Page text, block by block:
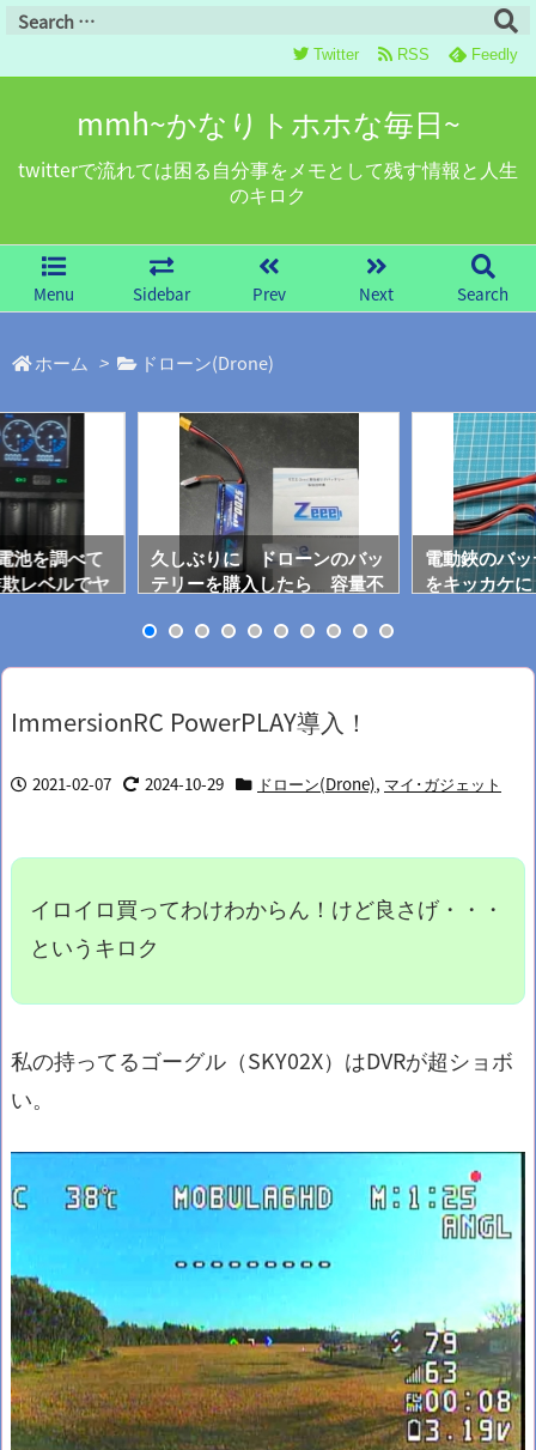
mmh~かなりトホホな毎日~
twitterで流れては困る自分事をメモとして残す情報と人生
のキロク
Menu Sidebar Prev Next Search
Twitter RSS Feedly
ホーム > ドローン(Drone)
池を調べて
レベルでヤ
久しぶりに ドローンのバッ
テリーを購入したら 容量不
電動鋏のバ
をキッカケ
ImmersionRC PowerPLAY導入！
2021-02-07 2024-10-29 ドローン(Drone), マイ･ガジェット
イロイロ買ってわけわからん！けど良さげ・・・
というキロク
私の持ってるゴーグル（SKY02X）はDVRが超ショボ
い。